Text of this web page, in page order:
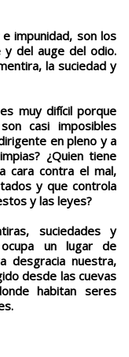
impunidad, son los
y del auge del odio.
la suciedad y
muy difícil porque
casi imposibles
en pleno y a
¿Quien tiene
cara contra el mal,
y que controla
y las leyes?
suciedades y
un lugar de
desgracia nuestra,
desde las cuevas
habitan seres